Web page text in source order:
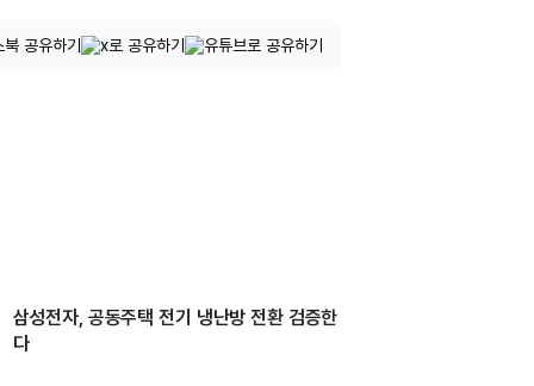
삼성전자, 공동주택 전기 냉난방 전환 검증한
다